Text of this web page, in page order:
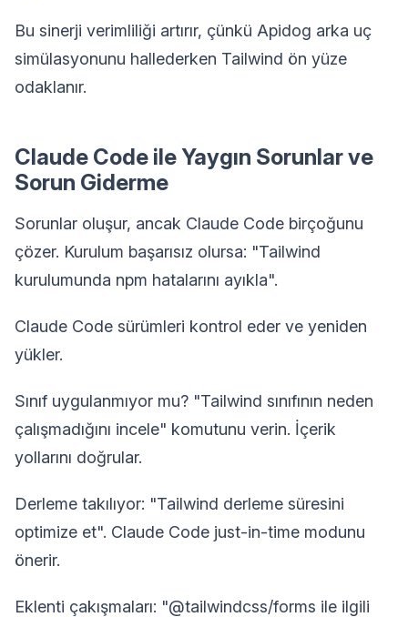
Bu sinerji verimliliği artırır, çünkü Apidog arka uç
simülasyonunu hallederken Tailwind ön yüze
odaklanır.
Claude Code ile Yaygın Sorunlar ve
Sorun Giderme
Sorunlar oluşur, ancak Claude Code birçoğunu
çözer. Kurulum başarısız olursa: "Tailwind
kurulumunda npm hatalarını ayıkla".
Claude Code sürümleri kontrol eder ve yeniden
yükler.
Sınıf uygulanmıyor mu? "Tailwind sınıfının neden
çalışmadığını incele" komutunu verin. İçerik
yollarını doğrular.
Derleme takılıyor: "Tailwind derleme süresini
optimize et". Claude Code just-in-time modunu
önerir.
Eklenti çakışmaları: "@tailwindcss/forms ile ilgili